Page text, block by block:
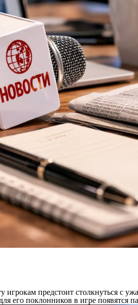
предстоит столкнуться с
его поклонников в игре появятся